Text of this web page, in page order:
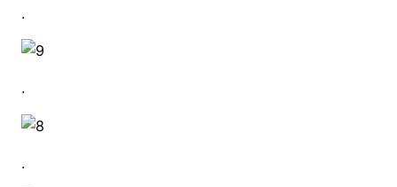
.
.
.